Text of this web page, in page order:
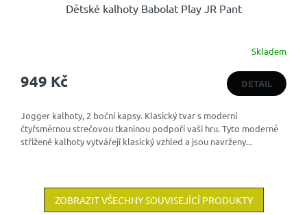
Dětské kalhoty Babolat Play JR Pant
Skladem
949 Kč DETAIL
Jogger kalhoty, 2 boční kapsy. Klasický tvar s moderní
čtyřsměrnou strečovou tkaninou podpoří vaši hru. Tyto moderně
střižené kalhoty vytvářejí klasický vzhled a jsou navrženy...
ZOBRAZIT VŠECHNY SOUVISEJÍCÍ PRODUKTY